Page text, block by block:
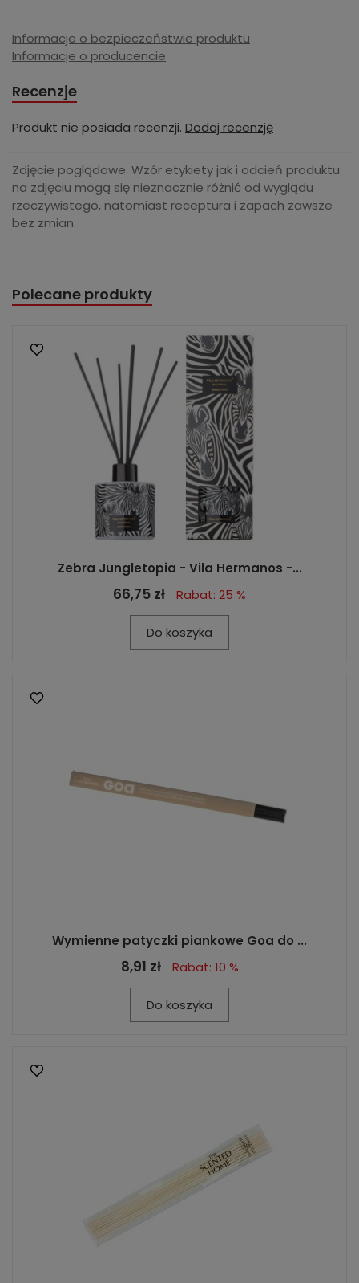
Informacje o bezpieczeństwie produktu
Informacje o producencie
Recenzje
Produkt nie posiada recenzji. Dodaj recenzję
Zdjęcie poglądowe. Wzór etykiety jak i odcień produktu
na zdjęciu mogą się nieznacznie różnić od wyglądu
rzeczywistego, natomiast receptura i zapach zawsze
bez zmian.
Polecane produkty
Zebra Jungletopia - Vila Hermanos -...
66,75 zł Rabat: 25 %
Do koszyka
Wymienne patyczki piankowe Goa do ...
8,91 zł Rabat: 10 %
Do koszyka